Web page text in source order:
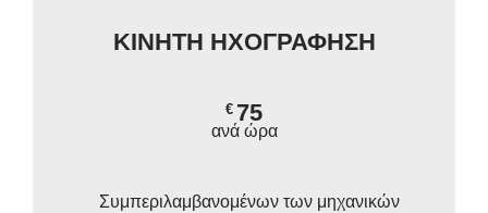
ΚΙΝΗΤΗ ΗΧΟΓΡΑΦΗΣΗ
€ 75
ανά ώρα
Συμπεριλαμβανομένων των μηχανικών